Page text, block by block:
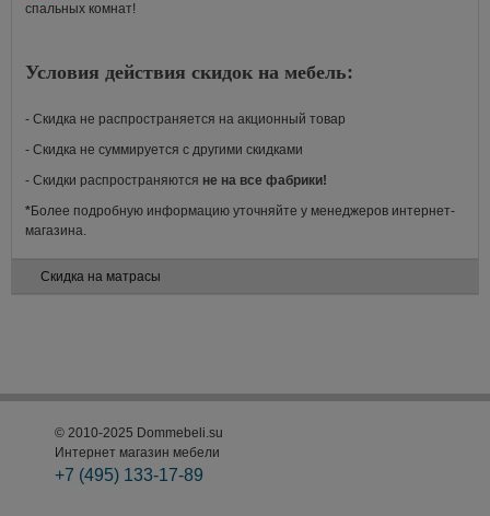
спальных комнат!
Условия действия скидок на мебель:
- Скидка не распространяется на акционный товар
- Скидка не суммируется с другими скидками
- Скидки распространяются не на все фабрики!
*Более подробную информацию уточняйте у менеджеров интернет-
магазина.
Скидка на матрасы
© 2010-2025 Dommebeli.su
Интернет магазин мебели
+7 (495) 133-17-89